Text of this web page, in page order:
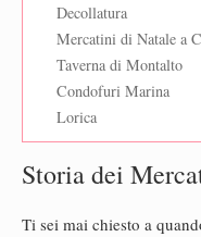
Decollatura
Mercatini di Natale a
Taverna di Montalto
Condofuri Marina
Lorica
Storia dei
Ti sei mai chiesto a